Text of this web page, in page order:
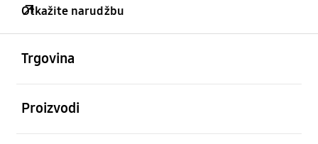
Otkažite narudžbu
Trgovina
Proizvodi